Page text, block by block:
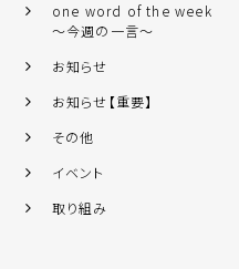
one word of the week
～今週の一言～
お知らせ
お知らせ【重要】
その他
イベント
取り組み